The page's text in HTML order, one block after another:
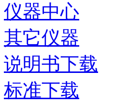
仪器中心
其它仪器
说明书下载
标准下载